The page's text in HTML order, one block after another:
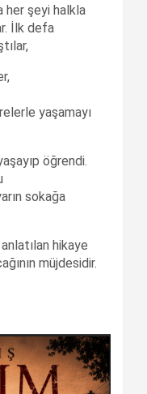
her şeyi halkla
İlk defa
yaşamayı
öğrendi.
sokağa
hikaye
müjdesidir.